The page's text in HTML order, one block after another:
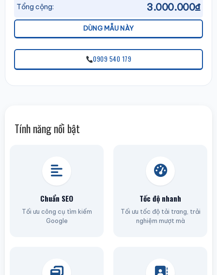
Tổng cộng: 3.000.000₫
DÙNG MẪU NÀY
0909 540 179
Tính năng nổi bật
Chuẩn SEO
Tối ưu công cụ tìm kiếm
Google
Tốc độ nhanh
Tối ưu tốc độ tải trang, trải
nghiệm mượt mà